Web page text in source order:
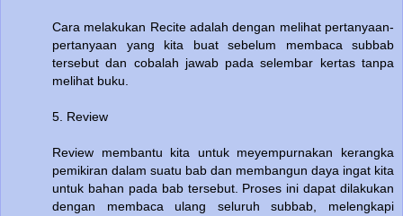
Cara melakukan Recite adalah dengan melihat pertanyaan-
pertanyaan yang kita buat sebelum membaca subbab
tersebut dan cobalah jawab pada selembar kertas tanpa
melihat buku.
5. Review
Review membantu kita untuk meyempurnakan kerangka
pemikiran dalam suatu bab dan membangun daya ingat kita
untuk bahan pada bab tersebut. Proses ini dapat dilakukan
dengan membaca ulang seluruh subbab, melengkapi